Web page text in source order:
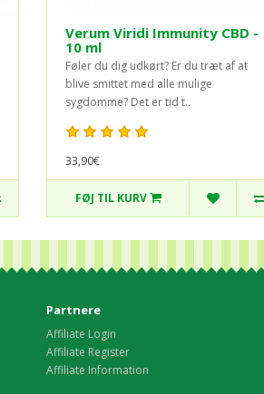
Verum Viridi Immunity CBD -
10 ml
Føler du dig udkørt? Er du træt af at
blive smittet med alle mulige
sygdomme? Det er tid t..
33,90€
FØJ TIL KURV
Partnere
Affiliate Login
Affiliate Register
Affiliate Information